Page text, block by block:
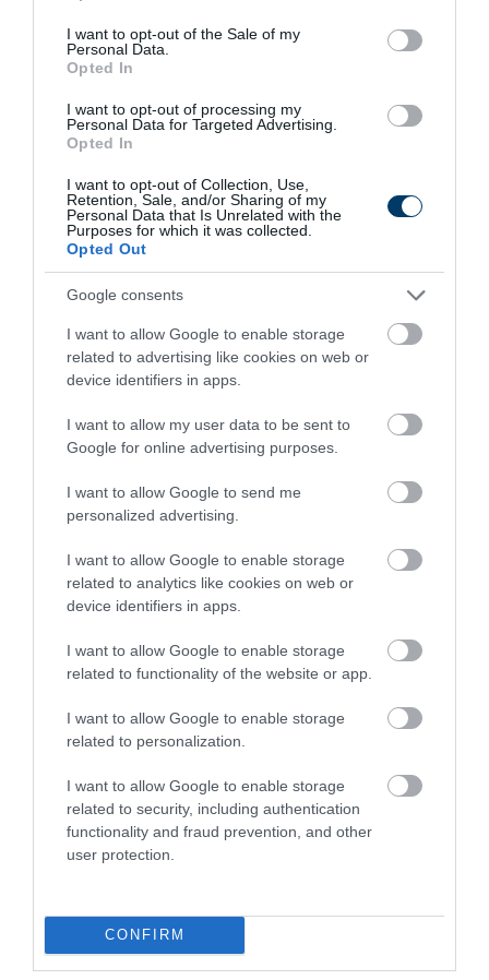
use your data for below specified purposes in below Google
consent section.
I want to opt-out of the Sale of my
Personal Data.
Opted In
I want to opt-out of processing my
Personal Data for Targeted Advertising.
Opted In
I want to opt-out of Collection, Use,
Retention, Sale, and/or Sharing of my
Personal Data that Is Unrelated with the
Purposes for which it was collected.
Opted Out
Google consents
I want to allow Google to enable storage
related to advertising like cookies on web or
device identifiers in apps.
I want to allow my user data to be sent to
Google for online advertising purposes.
I want to allow Google to send me
personalized advertising.
I want to allow Google to enable storage
related to analytics like cookies on web or
device identifiers in apps.
I want to allow Google to enable storage
related to functionality of the website or app.
I want to allow Google to enable storage
related to personalization.
I want to allow Google to enable storage
related to security, including authentication
functionality and fraud prevention, and other
user protection.
CONFIRM
Kép és a videó forrása: https://www.youtube.com/watch?
v=uJmRYV-B6IQ
Összegzés
Honnan származik az ezüstkárász és
hogyan került Magyarországra?
Magyarországra, az intenzív haltermelés céljából, gyors
miatt. Az ellenálló képesség azonban nem bizonyult
valóságosnak, és a faj a betegség elsődleges terjesztőjévé
vált. A 60-as évektől terjedt el gyakori fajként, és a korábbi
telepítések ellenére ma már tilos az újratelepítése, bár a
tilalom gyakran kerül megkerülésre. Másik elmélet szerint
az ezüstkárász spontán is elterjedt volna Európában.
Milyen különleges szaporodási taktikát
alkalmaz az ezüstkárász?
partenogenézis formája, ahol csak nőstény egyedek
léteznek, és a szaporodáshoz más fajok hím egyedeivel
kötött párzó kapcsolat szükséges, de a hímek genetikailag
kor között érik el, így gyorsan képződhet egy új populáció.